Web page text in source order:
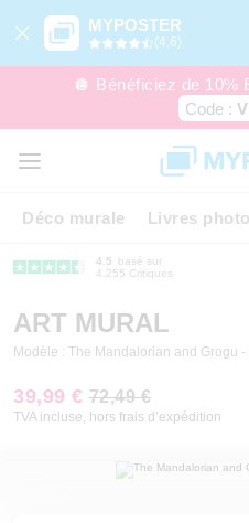
MYPOSTER
(4,6)
🪩 Bénéficiez de 10%
Code :
Déco murale Livres photo
4.5
basé sur
4.255 Critiques
ART MURAL
Modèle : The Mandalorian and Grogu
39,99 € 72,49 €
TVA incluse, hors frais d’expédition